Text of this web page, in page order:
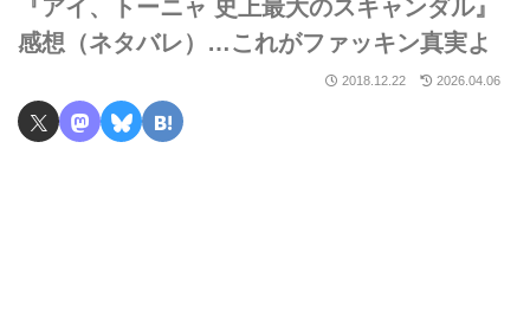
『アイ、トーニャ 史上最大のスキャンダル』
感想（ネタバレ）…これがファッキン真実よ
2018.12.22 2026.04.06